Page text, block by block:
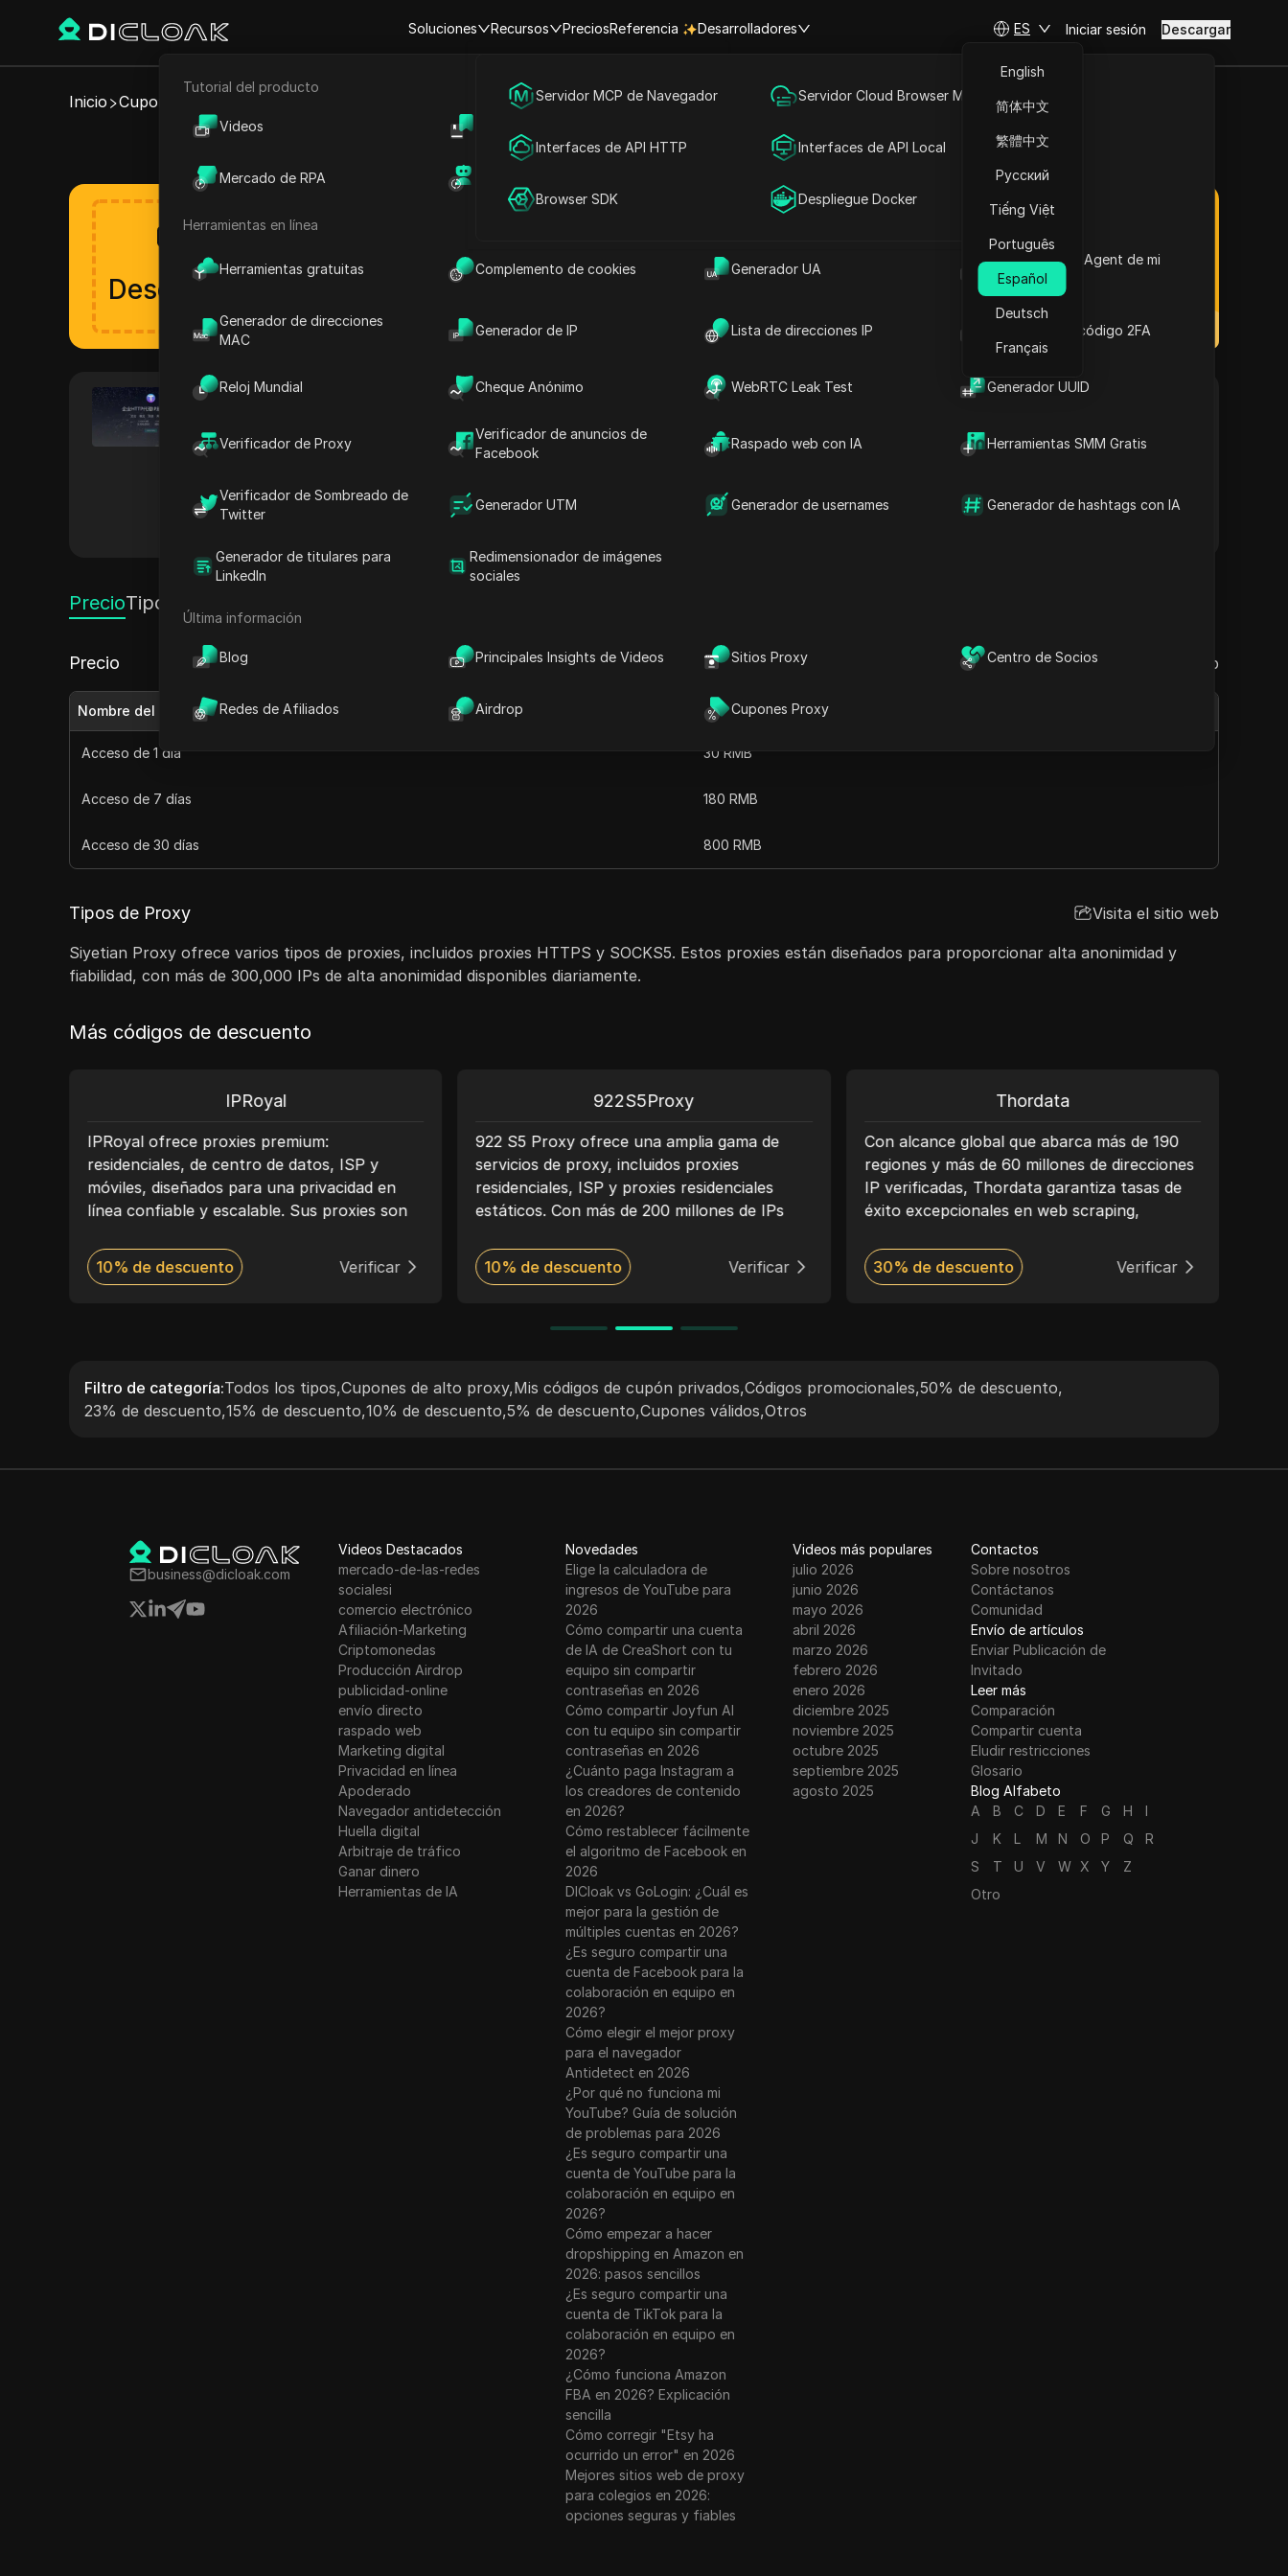
Soluciones
Comercio electrónico Marketing en redes sociales
Publicidad
Compartir cuenta
Recursos
Tutorial del producto
Videos
Mercado de RPA
Herramientas en línea
Herramientas gratuitas Complemento de cookies Generador UA
Cuál es el User Agent de mi
navegador
Generador de direcciones
MAC
Generador de IP Lista de direcciones IP Generador de código 2FA
Reloj Mundial Cheque Anónimo WebRTC Leak Test Generador UUID
Verificador de Proxy
Verificador de anuncios de
Facebook
Raspado web con IA Herramientas SMM Gratis
Verificador de Sombreado de
Twitter
Generador UTM Generador de usernames Generador de hashtags con IA
Generador de titulares para
LinkedIn
Redimensionador de imágenes
sociales
Última información
Blog Principales Insights de Videos Sitios Proxy Centro de Socios
Redes de Afiliados Airdrop Cupones Proxy
PreciosReferencia Desarrolladores
Servidor MCP de Navegador Servidor Cloud Browser MCP
Interfaces de API HTTP Interfaces de API Local
Browser SDK Despliegue Docker
ES
English
简体中文
繁體中文
Русский
Tiếng Việt
Português
Español
Deutsch
Français
Iniciar sesión Descargar
Inicio Cupones Proxy
Cupones y códigos promocionales válidos de Siyetian Proxy en 2025
Descuento
El descuento se lanzará pronto, por favor, espere pacientemente.
Próximamente
Siyetian Proxy
enfoque en la satisfacción del usuario, Siyetian proporciona una interfaz fácil de usar y medidas de seguridad robustas, garantizando
de Siyetian y su excelente atención al cliente lo convierten en una de las mejores opciones en la industria de servicios de proxy.
Otros
PrecioTipos de Proxy
Precio Visita el sitio web
Nombre del plan Precio mensual
Acceso de 1 día 30 RMB
Acceso de 7 días 180 RMB
Acceso de 30 días 800 RMB
Tipos de Proxy Visita el sitio web
Siyetian Proxy ofrece varios tipos de proxies, incluidos proxies HTTPS y SOCKS5. Estos proxies están diseñados para proporcionar alta anonimidad y
fiabilidad, con más de 300,000 IPs de alta anonimidad disponibles diariamente.
Más códigos de descuento
IPRoyal
IPRoyal ofrece proxies premium:
residenciales, de centro de datos, ISP y
móviles, diseñados para una privacidad en
línea confiable y escalable. Sus proxies son
datos web, la gestión de redes sociales, la
investigación de mercado y la
caducidad de tráfico, IPRoyal ayuda a los
usuarios a eludir fácilmente las restricciones
soporte de red 24/7, IPRoyal ofrece un
10% de descuento Verificar
922S5Proxy
922 S5 Proxy ofrece una amplia gama de
servicios de proxy, incluidos proxies
residenciales, ISP y proxies residenciales
estáticos. Con más de 200 millones de IPs
altos niveles de anonimato y seguridad en la
red, lo que lo hace ideal para actividades
investigación de mercado y el acceso a
HTTP(S) y SOCKS5, proporcionando
flexibilidad y facilidad de integración con
Conocido por su fiabilidad y su extensa
10% de descuento Verificar
Thordata
Con alcance global que abarca más de 190
regiones y más de 60 millones de direcciones
IP verificadas, Thordata garantiza tasas de
éxito excepcionales en web scraping,
inteligencia de mercado localizada. Al
combinar un panel de control fácil de usar
30% de descuento Verificar
Filtro de categoría:Todos los tipos,Cupones de alto proxy,Mis códigos de cupón privados,Códigos promocionales,50% de descuento,
23% de descuento,15% de descuento,10% de descuento,5% de descuento,Cupones válidos,Otros
business@dicloak.com
Videos Destacados
mercado-de-las-redes
socialesi
comercio electrónico
Afiliación-Marketing
Criptomonedas
Producción Airdrop
publicidad-online
envío directo
raspado web
Marketing digital
Privacidad en línea
Apoderado
Navegador antidetección
Huella digital
Arbitraje de tráfico
Ganar dinero
Herramientas de IA
Novedades
Elige la calculadora de
ingresos de YouTube para
2026
Cómo compartir una cuenta
de IA de CreaShort con tu
equipo sin compartir
contraseñas en 2026
Cómo compartir Joyfun AI
con tu equipo sin compartir
contraseñas en 2026
¿Cuánto paga Instagram a
los creadores de contenido
en 2026?
Cómo restablecer fácilmente
el algoritmo de Facebook en
2026
DICloak vs GoLogin: ¿Cuál es
mejor para la gestión de
múltiples cuentas en 2026?
¿Es seguro compartir una
cuenta de Facebook para la
colaboración en equipo en
2026?
Cómo elegir el mejor proxy
para el navegador
Antidetect en 2026
¿Por qué no funciona mi
YouTube? Guía de solución
de problemas para 2026
¿Es seguro compartir una
cuenta de YouTube para la
colaboración en equipo en
2026?
Cómo empezar a hacer
dropshipping en Amazon en
2026: pasos sencillos
¿Es seguro compartir una
cuenta de TikTok para la
colaboración en equipo en
2026?
¿Cómo funciona Amazon
FBA en 2026? Explicación
sencilla
Cómo corregir "Etsy ha
ocurrido un error" en 2026
Mejores sitios web de proxy
para colegios en 2026:
opciones seguras y fiables
Videos más populares
julio 2026
junio 2026
mayo 2026
abril 2026
marzo 2026
febrero 2026
enero 2026
diciembre 2025
noviembre 2025
octubre 2025
septiembre 2025
agosto 2025
Contactos
Sobre nosotros
Contáctanos
Comunidad
Envío de artículos
Enviar Publicación de
Invitado
Leer más
Comparación
Compartir cuenta
Eludir restricciones
Glosario
Blog Alfabeto
A
B C D E F G H
I
J
K L M N O P Q
R
S
T U V W X Y
Z
Otro